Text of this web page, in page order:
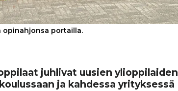
opinahjonsa portailla.
juhlivat uusien yli­op­pi­lai­den
ja kahdessa yri­tyk­sessä